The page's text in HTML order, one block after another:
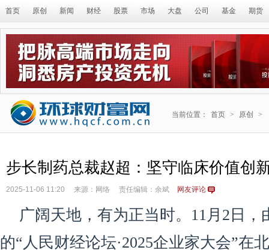
首页 原创 新闻 财经 股票 市场 大盘 公司 基金 期货
当前位置： 首页 > 原创 >
步长制药总裁赵超：坚守临床价值创
2025-11-06 11:20 来源：网络 责任编辑：余斌 网友评论
广阔天地，有为正当时。11月2日，
的“人民财经论坛·2025企业家大会”在